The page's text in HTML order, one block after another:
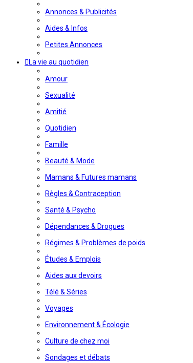
Annonces & Publicités
Aides & Infos
Petites Annonces
La vie au quotidien
Amour
Sexualité
Amitié
Quotidien
Famille
Beauté & Mode
Mamans & Futures mamans
Règles & Contraception
Santé & Psycho
Dépendances & Drogues
Régimes & Problèmes de poids
Études & Emplois
Aides aux devoirs
Télé & Séries
Voyages
Environnement & Écologie
Culture de chez moi
Sondages et débats